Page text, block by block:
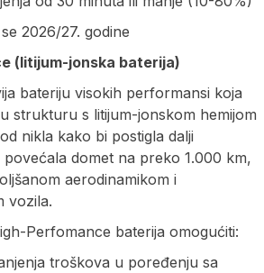
2026/27. godine
(litijum-jonska baterija)
bateriju visokih performansi koja
strukturu s litijum-jonskom hemijom
nikla kako bi postigla dalji
domet na preko 1.000 km,
aerodinamikom i
vozila.
Perfomance baterija omogućiti:
troškova u poređenju sa